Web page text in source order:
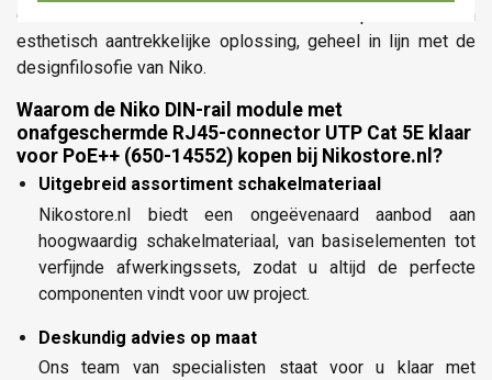
om de technische finesse discreet te verpakken in een
esthetisch aantrekkelijke oplossing, geheel in lijn met de
designfilosofie van Niko.
Waarom de Niko DIN-rail module met
onafgeschermde RJ45-connector UTP Cat 5E klaar
voor PoE++ (650-14552) kopen bij Nikostore.nl?
Uitgebreid assortiment schakelmateriaal
Nikostore.nl biedt een ongeëvenaard aanbod aan
hoogwaardig schakelmateriaal, van basiselementen tot
verfijnde afwerkingssets, zodat u altijd de perfecte
componenten vindt voor uw project.
Deskundig advies op maat
Ons team van specialisten staat voor u klaar met